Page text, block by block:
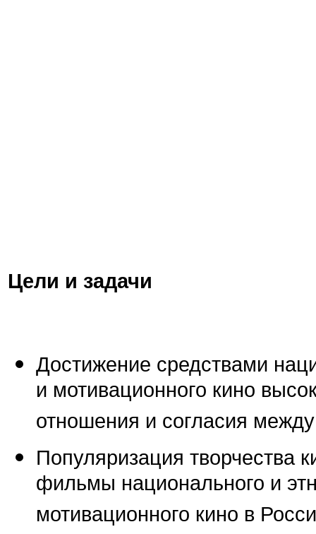
Цели и задачи
Достижение средствами
и мотивационного кино
отношения и согласия
Популяризация творчества
фильмы национального и
мотивационного кино в